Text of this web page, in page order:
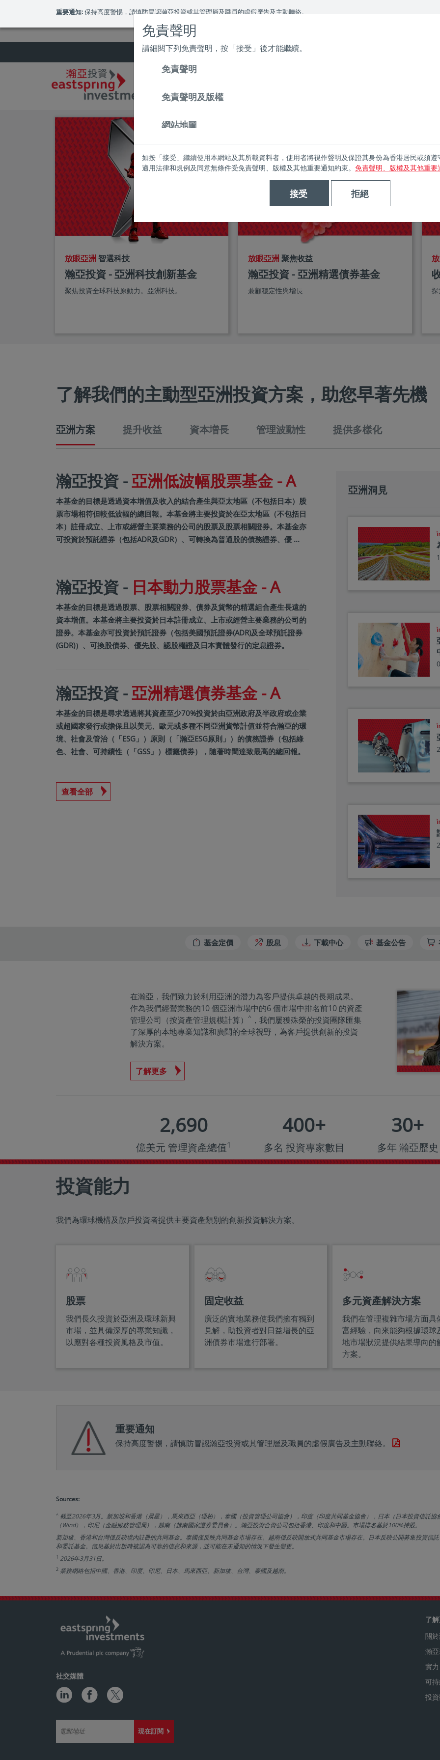
重要通知:保持高度警惕，請慎防冒認瀚亞投資或其管理層及職員的虛假廣告及主動聯絡。
放眼亞洲 智選科技
瀚亞投資 - 亞洲科技創新基金
聚焦投資全球科技原動力。亞洲科技。
放眼亞洲 聚焦收益
瀚亞投資 - 亞洲精選債券基金
兼顧穩定性與增長
了解我們的主動型亞洲投資方案，助您早著先機
亞洲方案 提升收益 資本増長 管理波動性 提供多樣化
瀚亞投資 -亞洲低波幅股票基金 - A
本基金的目標是透過資本增值及收入的結合產生與亞太地區（不包括日本）股
票市場相符但較低波幅的總回報。本基金將主要投資於在亞太地區（不包括日
本）註冊成立、上市或經營主要業務的公司的股票及股票相關證券。本基金亦
可投資於預託證券（包括ADR及GDR）、可轉換為普通股的債務證券、優 ...
瀚亞投資 - 日本動力股票基金 - A
本基金的目標是透過股票、股票相關證券、債券及貨幣的精選組合產生長遠的
資本增值。本基金將主要投資於日本註冊成立、上市或經營主要業務的公司的
證券。本基金亦可投資於預託證券（包括美國預託證券(ADR)及全球預託證券
(GDR)）、可換股債券、優先股、認股權證及日本實體發行的定息證券。
瀚亞投資 -亞洲精選債券基金 - A
本基金的目標是尋求透過將其資產至少70%投資於由亞洲政府及半政府或企業
或超國家發行或擔保且以美元、歐元或多種不同亞洲貨幣計值並符合瀚亞的環
境、社會及管治（「ESG」）原則（「瀚亞ESG原則」）的債務證券（包括綠
色、社會、可持續性（「GSS」）標籤債券），隨著時間達致最高的總回報。
查看全部
亞洲洞見
基金定價 股息 下載中心 基金公告
在瀚亞，我們致力於利用亞洲的潛力為客戶提供卓越的長期成果。
作為我們經營業務的10 個亞洲市場中的6 個市場中排名前10 的資產
管理公司（按資產管理規模計算） ^ ，我們屢獲殊榮的投資團隊匯集
了深厚的本地專業知識和廣闊的全球視野，為客戶提供創新的投資
解決方案。
了解更多
2,690
億美元 管理資產總值1
400+
多名 投資專家數目
30+
多年 瀚亞歷史
投資能力
我們為環球機構及散戶投資者提供主要資產類別的創新投資解決方案。
股票
我們長久投資於亞洲及環球新興
市場，並具備深厚的專業知識，
以應對各種投資風格及市值。
固定收益
廣泛的實地業務使我們擁有獨到
見解，助投資者對日益增長的亞
洲債券市場進行部署。
多元資產解決方案
我們在管理複雜市場方面具
富經驗，向來能夠根據環球
地市場狀況提供結果導向的
方案。
重要通知
保持高度警惕，請慎防冒認瀚亞投資或其管理層及職員的虛假廣告及主動聯絡。
Sources:
^ 截至2026年3月。新加坡和香港（晨星），馬來西亞（理柏），泰國（投資管理公司協會），印度（印度共同基金協會），日本（日本投資信託
（Wind），印尼（金融服務管理局），越南（越南國家證券委員會）。瀚亞投資合資公司包括香港、印度和中國。市場排名基於100%持股。
新加坡、香港和台灣僅反映境內註冊的共同基金。泰國僅反映共同基金市場存在。越南僅反映開放式共同基金市場存在。日本反映公開募集投資信
和委託基金。信息基於出版時被認為可靠的信息和來源，並可能在未通知的情況下發生變更。
1 2026年3月31日。
2 業務網絡包括中國、香港、印度、印尼、日本、馬來西亞、新加坡、台灣、泰國及越南。
免責聲明
請細閱下列免責聲明，按「接受」後才能繼續。
免責聲明
免責聲明及版權
網站地圖
如按「接受」繼續使用本網站及其所載資料者，使用者將視作聲明及保證其身份為香港居民或須
適用法律和規例及同意無條件受免責聲明、版權及其他重要通知約束。 免責聲明、版權及其他重要
接受 拒絕
社交媒體
現在訂閱
了
關
瀚
實力
可
投
May we use cookies to track your activities? We take your privacy very seriously. Please see our